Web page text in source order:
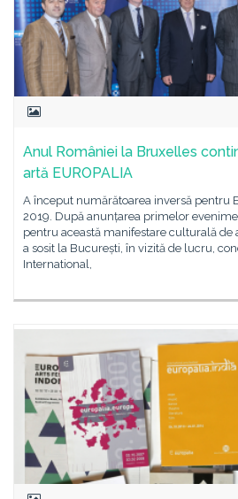
Anul României la Bruxelles
artă EUROPALIA
A început numărătoarea inversă pentru
2019. După anunțarea primelor
pentru această manifestare culturală de
a sosit la București, în vizită de lucru,
International,